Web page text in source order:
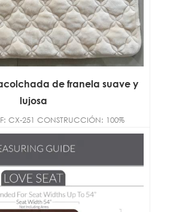
de franela suave y
lujosa
CX-251 CONSTRUCCIÓN: 100%
de poliéster TAMAÑO:
COMPLETO/REINA/R...